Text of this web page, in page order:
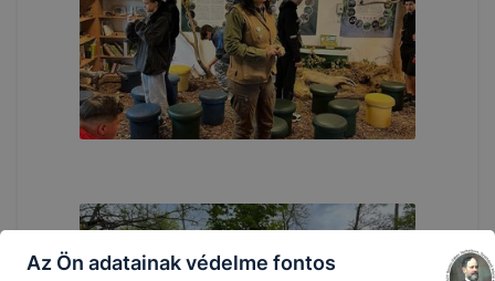
Az Ön adatainak védelme fontos